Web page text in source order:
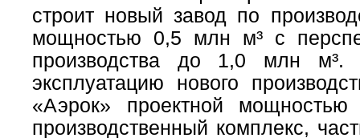
строит новый завод по
мощностью 0,5 млн м³ с
производства до 1,0 млн м³.
эксплуатацию нового
«Аэрок» проектной
производственный комплекс,